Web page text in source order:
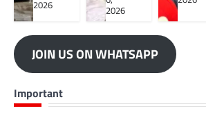
2026
2026
JOIN US ON WHATSAPP
Important